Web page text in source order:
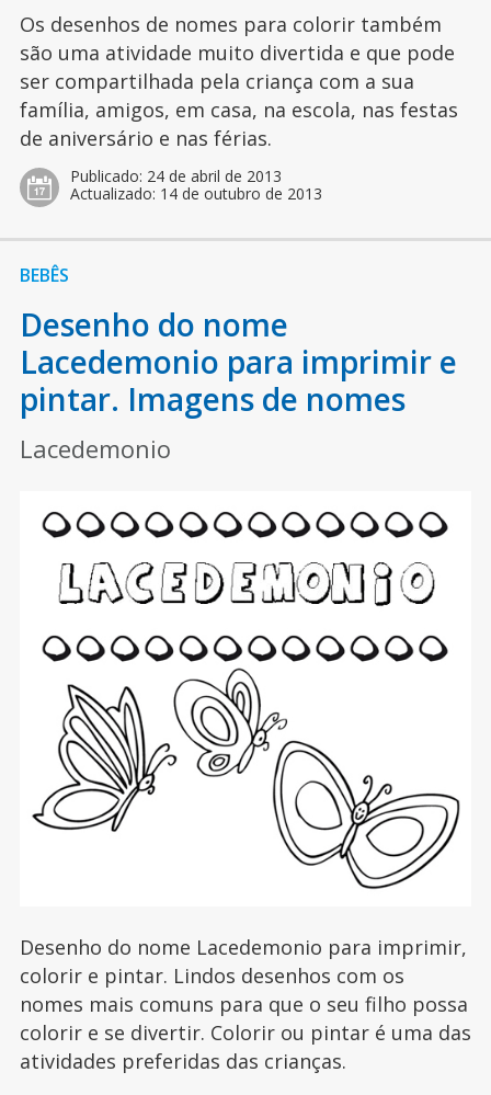
Os desenhos de nomes para colorir também
são uma atividade muito divertida e que pode
ser compartilhada pela criança com a sua
família, amigos, em casa, na escola, nas festas
de aniversário e nas férias.
Publicado: 24 de abril de 2013
Actualizado: 14 de outubro de 2013
BEBÊS
Desenho do nome
Lacedemonio para imprimir e
pintar. Imagens de nomes
Lacedemonio
Desenho do nome Lacedemonio para imprimir,
colorir e pintar. Lindos desenhos com os
nomes mais comuns para que o seu filho possa
colorir e se divertir. Colorir ou pintar é uma das
atividades preferidas das crianças.